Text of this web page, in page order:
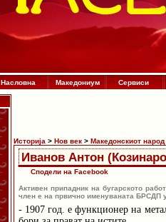
Насловна Македониум Сервиси
Историја > Нов век > Македонскиот народ
Иванов Антон
Сподели на Facebook
Активен припадник на бугарското
член е на првично именуваната БРСДП
- 1907 год. е функционер на